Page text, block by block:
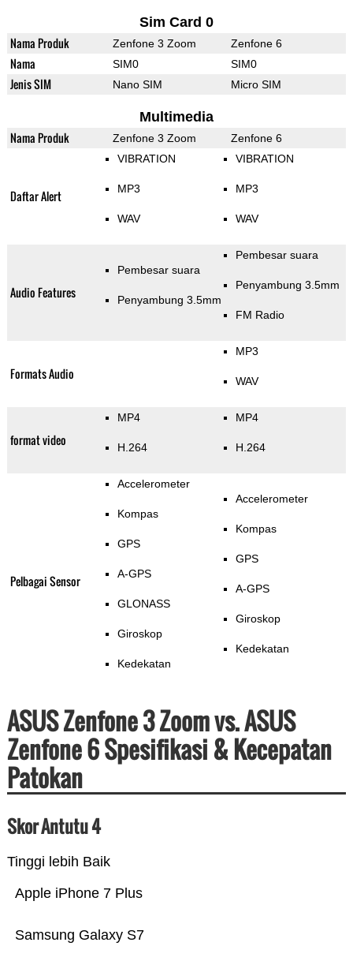
Sim Card 0
Nama Produk Zenfone 3 Zoom Zenfone 6
Nama SIM0 SIM0
Jenis SIM Nano SIM Micro SIM
Multimedia
Nama Produk Zenfone 3 Zoom Zenfone 6
Daftar Alert
VIBRATION
MP3
WAV
VIBRATION
MP3
WAV
Audio Features
Pembesar suara
Penyambung 3.5mm
Pembesar suara
Penyambung 3.5mm
FM Radio
Formats Audio
MP3
WAV
format video
MP4
H.264
MP4
H.264
Pelbagai Sensor
Accelerometer
Kompas
GPS
A-GPS
GLONASS
Giroskop
Kedekatan
Accelerometer
Kompas
GPS
A-GPS
Giroskop
Kedekatan
ASUS Zenfone 3 Zoom vs. ASUS
Zenfone 6 Spesifikasi & Kecepatan
Patokan
Skor Antutu 4
Tinggi lebih Baik
Samsung Galaxy S7
Apple iPhone 7 Plus